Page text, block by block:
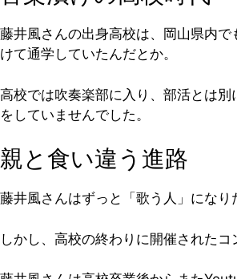
藤井風さんの出身高校は、岡山県内
けて通学していたんだとか。
高校では吹奏楽部に入り、部活とは
をしていませんでした。
親と食い違う進路
藤井風さんはずっと「歌う人」にな
しかし、高校の終わりに開催された